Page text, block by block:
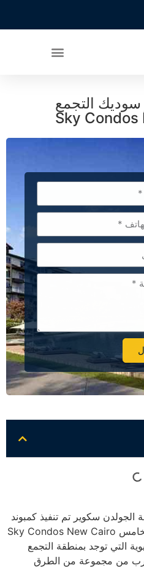
التجمع
سكوير تم تنفيذ كمبوند
سكاي كوندوز سوديك التجمع الخامس Sky Condos New Cairo
التي توجد بمنطقة التجمع
من مجموعة من الطرق